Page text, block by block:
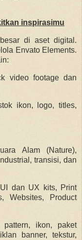
inspirasimu
di aset digital.
Envato Elements.
video footage dan
ikon, logo, titles,
Alam (Nature),
transisi, dan
dan UX kits, Print
Websites, Product
pattern, ikon, paket
banner, tekstur,